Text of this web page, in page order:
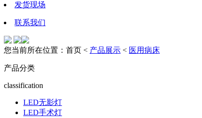
发货现场
联系我们
您当前所在位置：首页 < 产品展示 < 医用病床
产品分类
classification
LED无影灯
LED手术灯